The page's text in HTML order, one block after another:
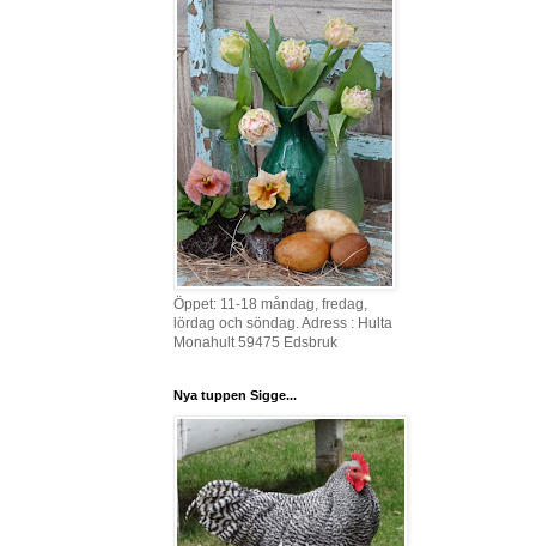
Öppet: 11-18 måndag, fredag,
lördag och söndag. Adress : Hulta
Monahult 59475 Edsbruk
Nya tuppen Sigge...